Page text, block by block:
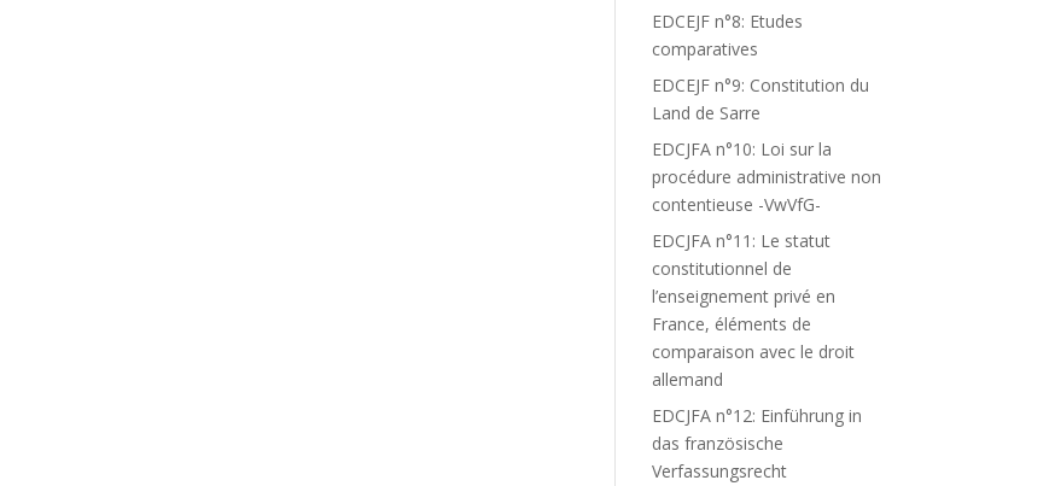
EDCEJF n°8: Etudes
comparatives
EDCEJF n°9: Constitution du
Land de Sarre
EDCJFA n°10: Loi sur la
procédure administrative non
contentieuse -VwVfG-
EDCJFA n°11: Le statut
constitutionnel de
l’enseignement privé en
France, éléments de
comparaison avec le droit
allemand
EDCJFA n°12: Einführung in
das französische
Verfassungsrecht